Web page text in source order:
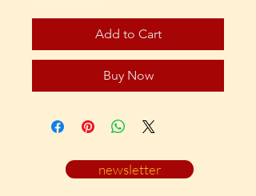
Add to Cart
Buy Now
newsletter